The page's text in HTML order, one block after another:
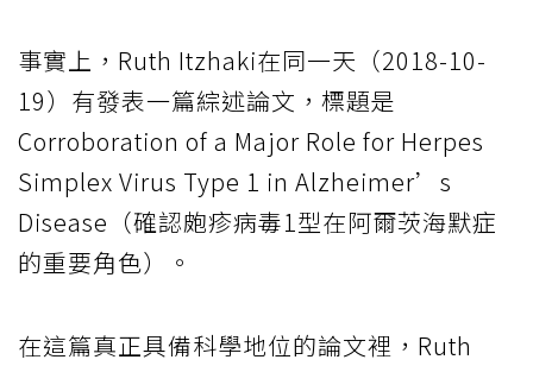
事實上，Ruth Itzhaki在同一天（2018-10-
19）有發表一篇綜述論文，標題是
Corroboration of a Major Role for Herpes
Simplex Virus Type 1 in Alzheimer’s
Disease（確認皰疹病毒1型在阿爾茨海默症
的重要角色）。
在這篇真正具備科學地位的論文裡，Ruth